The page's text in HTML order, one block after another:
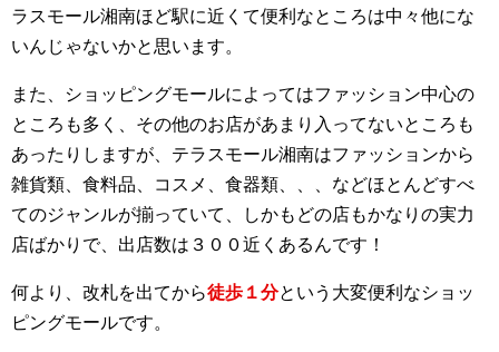
ラスモール湘南ほど駅に近くて便利なところは中々他にな
いんじゃないかと思います。
また、ショッピングモールによってはファッション中心の
ところも多く、その他のお店があまり入ってないところも
あったりしますが、テラスモール湘南はファッションから
雑貨類、食料品、コスメ、食器類、、、などほとんどすべ
てのジャンルが揃っていて、しかもどの店もかなりの実力
店ばかりで、出店数は３００近くあるんです！
何より、改札を出てから徒歩１分という大変便利なショッ
ピングモールです。